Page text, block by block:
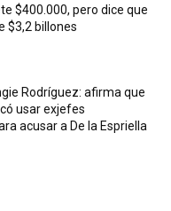
$400.000, pero dice que
$3,2 billones
Rodríguez: afirma que
usar exjefes
acusar a De la Espriella